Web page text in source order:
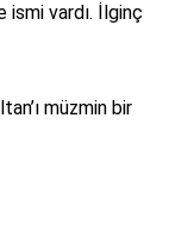
ismi vardı. İlginç
müzmin bir